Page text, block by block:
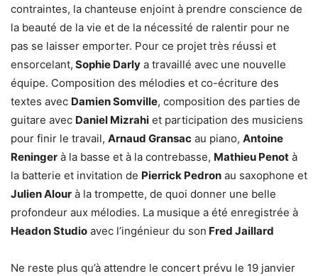
contraintes, la chanteuse enjoint à prendre conscience de
la beauté de la vie et de la nécessité de ralentir pour ne
pas se laisser emporter. Pour ce projet très réussi et
ensorcelant, Sophie Darly a travaillé avec une nouvelle
équipe. Composition des mélodies et co-écriture des
textes avec Damien Somville, composition des parties de
guitare avec Daniel Mizrahi et participation des musiciens
pour finir le travail, Arnaud Gransac au piano, Antoine
Reninger à la basse et à la contrebasse, Mathieu Penot à
la batterie et invitation de Pierrick Pedron au saxophone et
Julien Alour à la trompette, de quoi donner une belle
profondeur aux mélodies. La musique a été enregistrée à
Headon Studio avec l’ingénieur du son Fred Jaillard
Ne reste plus qu’à attendre le concert prévu le 19 janvier